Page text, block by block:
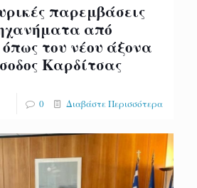
παρεμβάσεις
από
του νέου άξονα
Καρδίτσας
0 Διαβάστε Περισσότερα